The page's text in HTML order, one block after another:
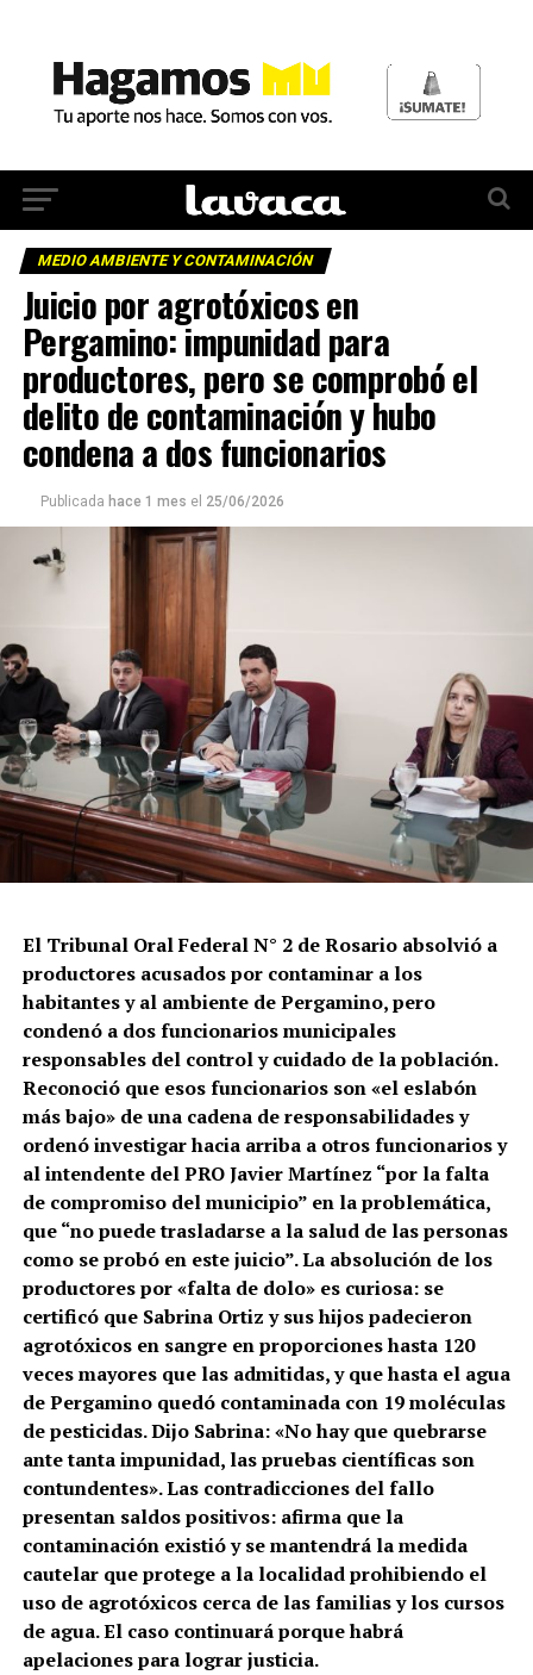
MEDIO AMBIENTE Y CONTAMINACIÓN
Juicio por agrotóxicos en
Pergamino: impunidad para
productores, pero se comprobó el
delito de contaminación y hubo
condena a dos funcionarios
Publicada hace 1 mes el 25/06/2026
El Tribunal Oral Federal N° 2 de Rosario absolvió a
productores acusados por contaminar a los
habitantes y al ambiente de Pergamino, pero
condenó a dos funcionarios municipales
responsables del control y cuidado de la población.
Reconoció que esos funcionarios son «el eslabón
más bajo» de una cadena de responsabilidades y
ordenó investigar hacia arriba a otros funcionarios y
al intendente del PRO Javier Martínez “por la falta
de compromiso del municipio” en la problemática,
que “no puede trasladarse a la salud de las personas
como se probó en este juicio”. La absolución de los
productores por «falta de dolo» es curiosa: se
certificó que Sabrina Ortiz y sus hijos padecieron
agrotóxicos en sangre en proporciones hasta 120
veces mayores que las admitidas, y que hasta el agua
de Pergamino quedó contaminada con 19 moléculas
de pesticidas. Dijo Sabrina: «No hay que quebrarse
ante tanta impunidad, las pruebas científicas son
contundentes». Las contradicciones del fallo
presentan saldos positivos: afirma que la
contaminación existió y se mantendrá la medida
cautelar que protege a la localidad prohibiendo el
uso de agrotóxicos cerca de las familias y los cursos
de agua. El caso continuará porque habrá
apelaciones para lograr justicia.